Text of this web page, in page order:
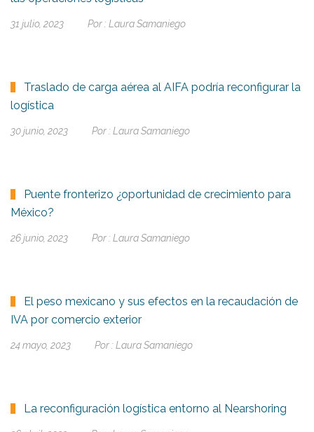
31 julio, 2023 Por : Laura Samaniego
Traslado de carga aérea al AIFA podría reconfigurar la
logística
30 junio, 2023 Por : Laura Samaniego
Puente fronterizo ¿oportunidad de crecimiento para
México?
26 junio, 2023 Por : Laura Samaniego
El peso mexicano y sus efectos en la recaudación de
IVA por comercio exterior
24 mayo, 2023 Por : Laura Samaniego
La reconfiguración logística entorno al Nearshoring